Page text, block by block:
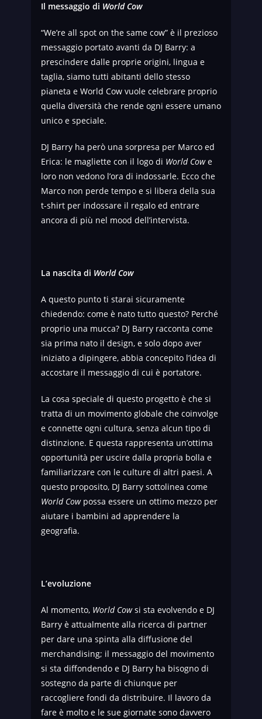
Il messaggio di World Cow
“We’re all spot on the same cow” è il prezioso
messaggio portato avanti da DJ Barry: a
prescindere dalle proprie origini, lingua e
taglia, siamo tutti abitanti dello stesso
pianeta e World Cow vuole celebrare proprio
quella diversità che rende ogni essere umano
unico e speciale.
DJ Barry ha però una sorpresa per Marco ed
Erica: le magliette con il logo di World Cowe
loro non vedono l’ora di indossarle. Ecco che
Marco non perde tempo e si libera della sua
t-shirt per indossare il regalo ed entrare
ancora di più nel mood dell’intervista.
La nascita di World Cow
A questo punto ti starai sicuramente
chiedendo: come è nato tutto questo? Perché
proprio una mucca? DJ Barry racconta come
sia prima nato il design, e solo dopo aver
iniziato a dipingere, abbia concepito l’idea di
accostare il messaggio di cui è portatore.
La cosa speciale di questo progetto è che si
tratta di un movimento globale che coinvolge
e connette ogni cultura, senza alcun tipo di
distinzione. E questa rappresenta un’ottima
opportunità per uscire dalla propria bolla e
familiarizzare con le culture di altri paesi. A
questo proposito, DJ Barry sottolinea come
World Cowpossa essere un ottimo mezzo per
aiutare i bambini ad apprendere la
geografia.
L’evoluzione
Al momento, World Cowsi sta evolvendo e DJ
Barry è attualmente alla ricerca di partner
per dare una spinta alla diffusione del
merchandising; il messaggio del movimento
si sta diffondendo e DJ Barry ha bisogno di
sostegno da parte di chiunque per
raccogliere fondi da distribuire. Il lavoro da
fare è molto e le sue giornate sono davvero